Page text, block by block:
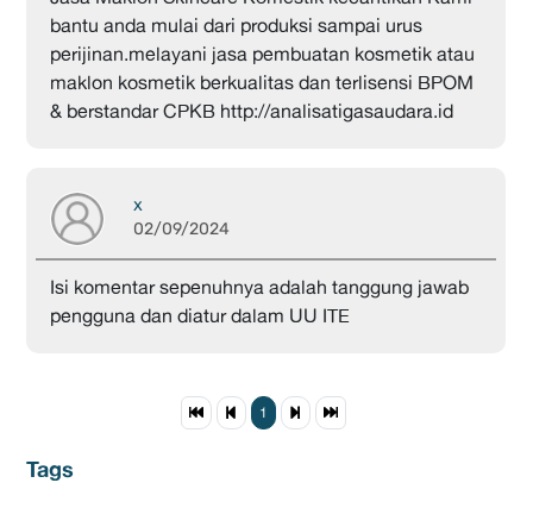
bantu anda mulai dari produksi sampai urus
perijinan.melayani jasa pembuatan kosmetik atau
maklon kosmetik berkualitas dan terlisensi BPOM
& berstandar CPKB http://analisatigasaudara.id
x
02/09/2024
Isi komentar sepenuhnya adalah tanggung jawab
pengguna dan diatur dalam UU ITE
1
Tags